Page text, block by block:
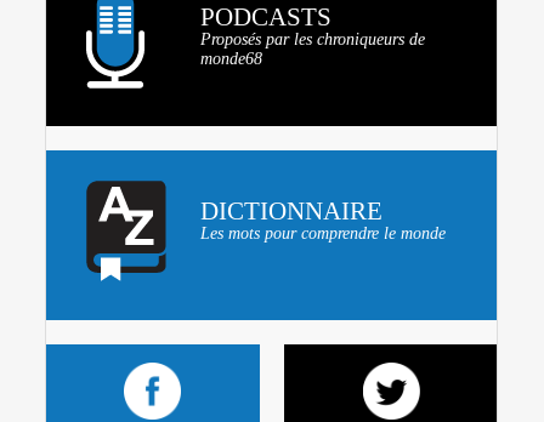
PODCASTS
Proposés par les chroniqueurs de
monde68
DICTIONNAIRE
Les mots pour comprendre le monde